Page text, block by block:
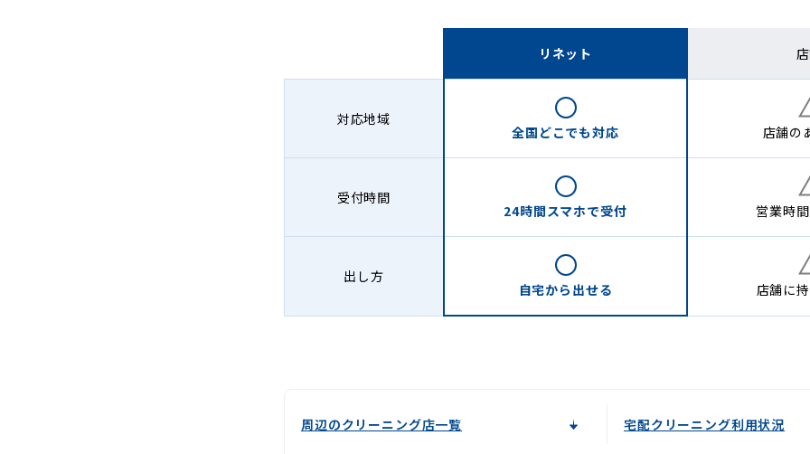
リネット
対応地域
全国どこでも対応 店舗の
受付時間
24時間スマホで受付 営業時
出し方
自宅から 出せる 店舗に
周辺のクリーニング店一覧 宅配クリーニング利用状況